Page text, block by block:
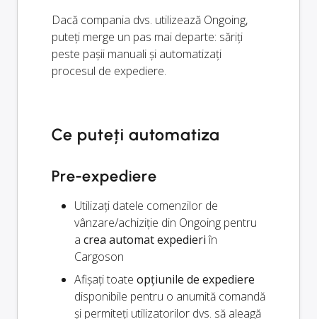
Dacă compania dvs. utilizează Ongoing,
puteți merge un pas mai departe: săriți
peste pașii manuali și automatizați
procesul de expediere.
Ce puteți automatiza
Pre-expediere
Utilizați datele comenzilor de
vânzare/achiziție din Ongoing pentru
a crea automat expedieriîn
Cargoson
Afișați toate opțiunile de expediere
disponibile pentru o anumită comandă
și permiteți utilizatorilor dvs. să aleagă